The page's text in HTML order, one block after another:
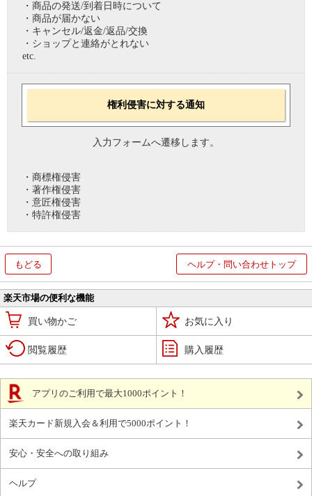
・商品の発送/到着日時について
・商品が届かない
・キャンセル/返金/返品/交換
・ショップと連絡がとれない
etc.
権利侵害に対する通知
入力フォームへ遷移します。
・商標権侵害
・著作権侵害
・意匠権侵害
・特許権侵害
もどる ヘルプ・問い合わせトップ
楽天市場の便利な機能
買い物かご お気に入り
閲覧履歴 購入履歴
アプリのご利用で最大1000ポイント！
楽天カード新規入会＆利用で5000ポイント！
安心・安全への取り組み
ヘルプ